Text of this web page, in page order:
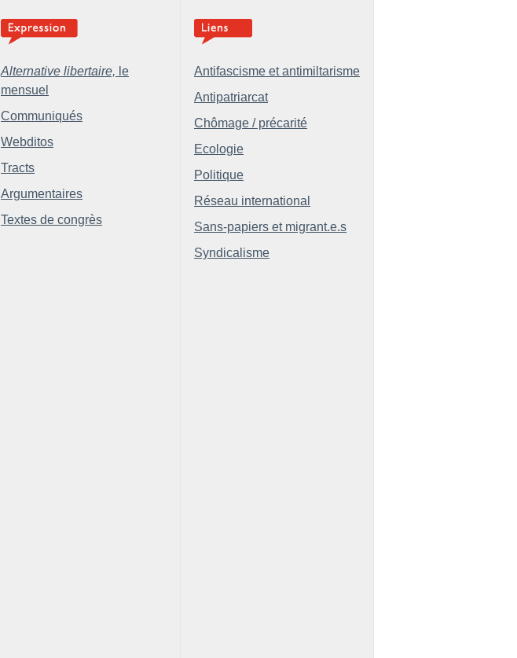
Alternative libertaire, le
mensuel
Communiqués
Webditos
Tracts
Argumentaires
Textes de congrès
Antifascisme et antimiltarisme
Antipatriarcat
Chômage / précarité
Ecologie
Politique
Réseau international
Sans-papiers et migrant.e.s
Syndicalisme